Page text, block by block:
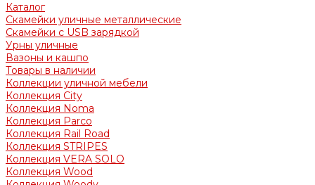
Каталог
Скамейки уличные металлические
Скамейки с USB зарядкой
Урны уличные
Вазоны и кашпо
Товары в наличии
Коллекции уличной мебели
Коллекция City
Коллекция Noma
Коллекция Parco
Коллекция Rail Road
Коллекция STRIPES
Коллекция VERA SOLO
Коллекция Wood